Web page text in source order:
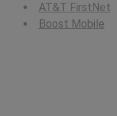
AT&T FirstNet
Boost Mobile